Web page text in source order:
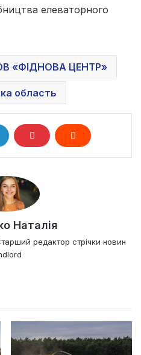
елеваторного
«ФІДНОВА ЦЕНТР»
область
Наталія
редактор стрічки новин